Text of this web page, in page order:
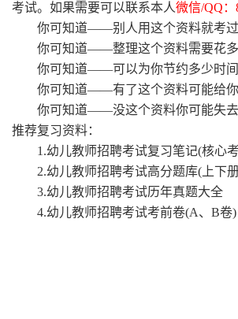
考试。如果需要可以联系本人微信/QQ：
你可知道——别人用这个资料就考过
你可知道——整理这个资料需要花
你可知道——可以为你节约多少时间
你可知道——有了这个资料可能给你
你可知道——没这个资料你可能失去
推荐复习资料：
1.幼儿教师招聘考试复习笔记(核心
2.幼儿教师招聘考试高分题库(上下
3.幼儿教师招聘考试历年真题大全
4.幼儿教师招聘考试考前卷(A、B卷)